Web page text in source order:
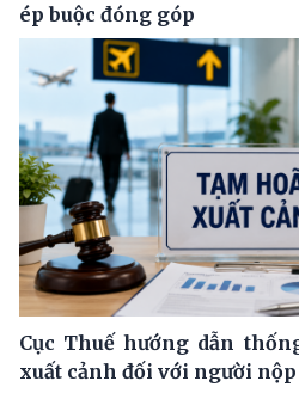
ép buộc đóng góp
Cục Thuế hướng dẫn
xuất cảnh đối với người